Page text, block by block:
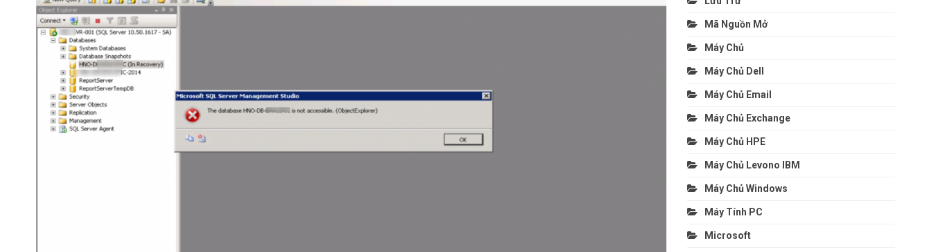
Mã Nguồn Mở
Máy Chủ
Máy Chủ Dell
Máy Chủ Email
Máy Chủ Exchange
Máy Chủ HPE
Máy Chủ Levono IBM
Máy Chủ Windows
Máy Tính PC
Microsoft